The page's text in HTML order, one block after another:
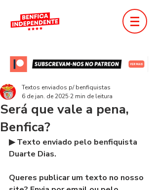
Será que vale a pena,
Benfica?
Textos enviados p/ benfiquistas
6 de jan. de 2025 2 min de leitura
▶ Texto enviado pelo benfiquista
Duarte Dias.
Queres publicar um texto no nosso